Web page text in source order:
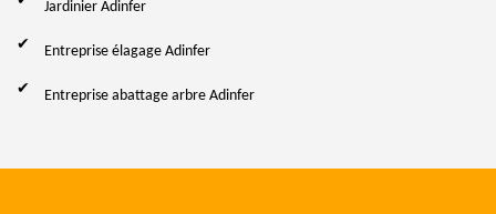
Jardinier Adinfer
Entreprise élagage Adinfer
Entreprise abattage arbre Adinfer